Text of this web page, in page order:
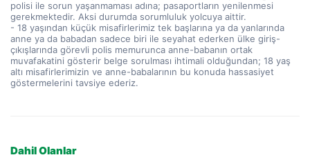
polisi ile sorun yaşanmaması adına; pasaportların yenilenmesi
gerekmektedir. Aksi durumda sorumluluk yolcuya aittir.
- 18 yaşından küçük misafirlerimiz tek başlarına ya da yanlarında
anne ya da babadan sadece biri ile seyahat ederken ülke giriş-
çıkışlarında görevli polis memurunca anne-babanın ortak
muvafakatini gösterir belge sorulması ihtimali olduğundan; 18 yaş
altı misafirlerimizin ve anne-babalarının bu konuda hassasiyet
göstermelerini tavsiye ederiz.
Dahil Olanlar